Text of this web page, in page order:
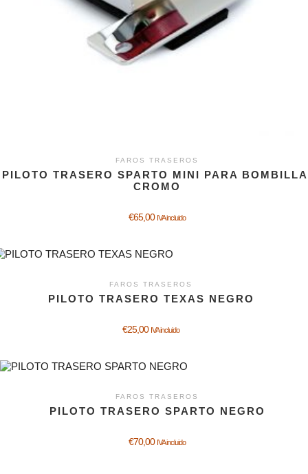
FAROS TRASEROS
PILOTO TRASERO SPARTO MINI PARA
CROMO
€65,00 IVA incluido
FAROS TRASEROS
PILOTO TRASERO TEXAS NEGRO
€25,00 IVA incluido
FAROS TRASEROS
PILOTO TRASERO SPARTO NEGRO
€70,00 IVA incluido